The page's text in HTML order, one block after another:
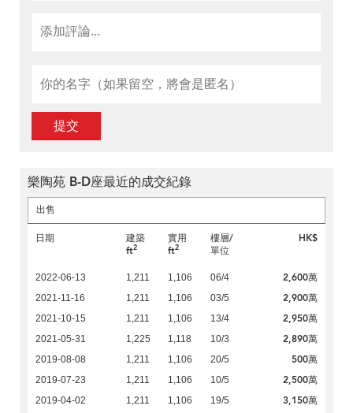
提交
樂陶苑 B-D座最近的成交紀錄
出售
日期
建築
ft2
實用
ft2
樓層/
單位
HK$
2022-06-13 1,211 1,106 06/4 2,600萬
2021-11-16 1,211 1,106 03/5 2,900萬
2021-10-15 1,211 1,106 13/4 2,950萬
2021-05-31 1,225 1,118 10/3 2,890萬
2019-08-08 1,211 1,106 20/5 500萬
2019-07-23 1,211 1,106 10/5 2,500萬
2019-04-02 1,211 1,106 19/5 3,150萬